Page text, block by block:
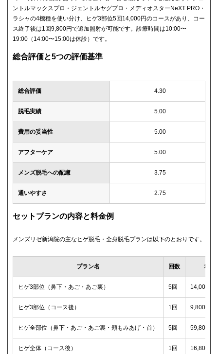
ントルマックスプロ・ジェントルヤグプロ・メディオスターNeXT PRO・
ラシャの4機種を使い分け、ヒゲ3部位5回14,000円のコースがあり、コー
ス終了後は1回9,800円で追加照射が可能です。診療時間は10:00〜
19:00（14:00〜15:00は休診）です。
総合評価と5つの評価基準
総合評価 4.30
脱毛実績 5.00
費用の妥当性 5.00
アフターケア 5.00
メンズ脱毛への配慮 3.75
通いやすさ 2.75
セットプランの内容と料金例
メンズリゼ新潟院の主なヒゲ脱毛・全身脱毛プランは以下のとおりです。
プラン名 回数 税込
ヒゲ3部位（鼻下・あご・あご裏） 5回 14,000円
ヒゲ3部位（コース後） 1回 9,800円
ヒゲ全部位（鼻下・あご・あご裏・頬もみあげ・首） 5回 59,800円
ヒゲ全体（コース後） 1回 16,800円